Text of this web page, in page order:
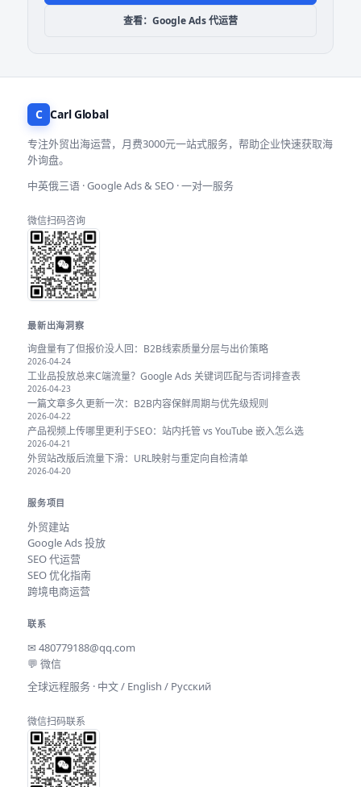
查看：Google Ads 代运营
C Carl Global
专注外贸出海运营，月费3000元一站式服务，帮助企业快速获取海
外询盘。
中英俄三语 · Google Ads & SEO · 一对一服务
微信扫码咨询
最新出海洞察
询盘量有了但报价没人回：B2B线索质量分层与出价策略
2026-04-24
工业品投放总来C端流量？Google Ads 关键词匹配与否词排查表
2026-04-23
一篇文章多久更新一次：B2B内容保鲜周期与优先级规则
2026-04-22
产品视频上传哪里更利于SEO：站内托管 vs YouTube 嵌入怎么选
2026-04-21
外贸站改版后流量下滑：URL映射与重定向自检清单
2026-04-20
服务项目
外贸建站
Google Ads 投放
SEO 代运营
SEO 优化指南
跨境电商运营
联系
✉480779188@qq.com
💬 微信
全球远程服务 · 中文 / English / Русский
微信扫码联系